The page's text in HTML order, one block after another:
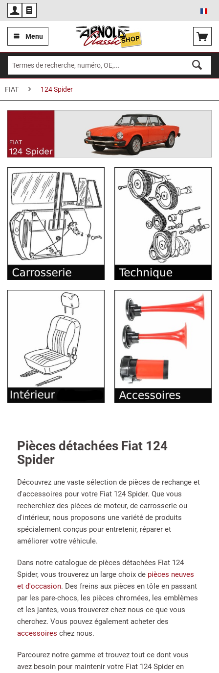
Menu
FIAT 124 Spider
Pièces détachées Fiat 124
Spider
Découvrez une vaste sélection de pièces de rechange et
d'accessoires pour votre Fiat 124 Spider. Que vous
recherchiez des pièces de moteur, de carrosserie ou
d'intérieur, nous proposons une variété de produits
spécialement conçus pour entretenir, réparer et
améliorer votre véhicule.
Dans notre catalogue de pièces détachées Fiat 124
Spider, vous trouverez un large choix de pièces neuves
et d'occasion. Des freins aux pièces en tôle en passant
par les pare-chocs, les pièces chromées, les emblèmes
et les jantes, vous trouverez chez nous ce que vous
cherchez. Vous pouvez également acheter des
accessoires chez nous.
Parcourez notre gamme et trouvez tout ce dont vous
avez besoin pour maintenir votre Fiat 124 Spider en